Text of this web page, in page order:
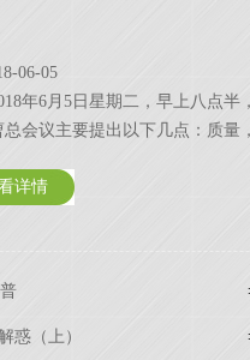
06-05
年6月5日星期二，早上八点
总会议主要提出以下几点：质量
详情
惑（上）